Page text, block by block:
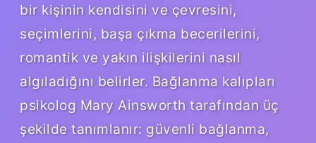
bir kişinin kendisini ve çevresini,
seçimlerini, başa çıkma becerilerini,
romantik ve yakın ilişkilerini nasıl
algıladığını belirler. Bağlanma kalıpları
psikolog Mary Ainsworth tarafından üç
şekilde tanımlanır: güvenli bağlanma,